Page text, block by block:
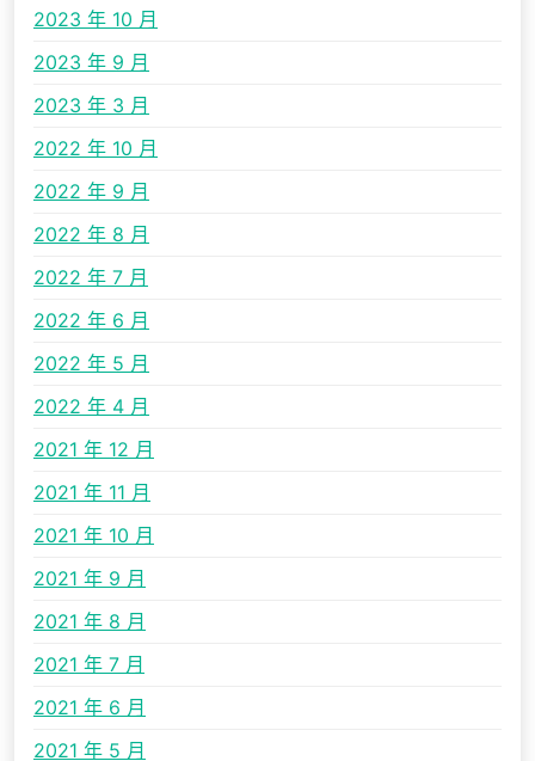
2023 年 10 月
2023 年 9 月
2023 年 3 月
2022 年 10 月
2022 年 9 月
2022 年 8 月
2022 年 7 月
2022 年 6 月
2022 年 5 月
2022 年 4 月
2021 年 12 月
2021 年 11 月
2021 年 10 月
2021 年 9 月
2021 年 8 月
2021 年 7 月
2021 年 6 月
2021 年 5 月